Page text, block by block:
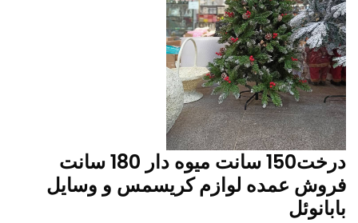
درخت150 سانت میوه دار 180 سانت
فروش عمده لوازم کریسمس و وسایل
بابانوئل